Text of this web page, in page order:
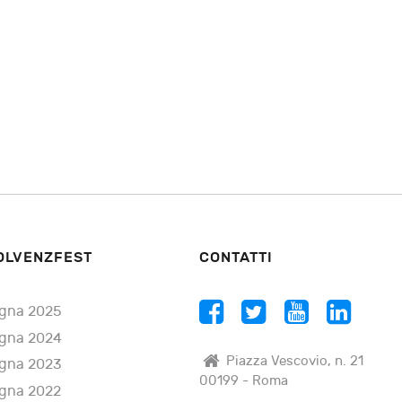
2025
2024
2023
2022
CONTATTI
Piazza Vescovio, n. 21
00199 - Roma